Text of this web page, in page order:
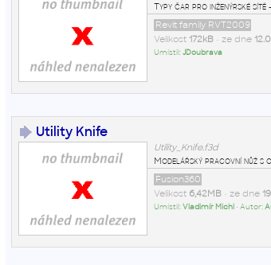
Typy čar pro inženýrské sítě
Revit family RVT2009
Velikost 172kB• ze dne
Umístil:JDoubrava
Utility Knife
Utility_Knife.f3d
Modelářský pracovní nůž s
Fusion360
Velikost 6,42MB• ze dne
Umístil:Vladimír Michl• Autor: